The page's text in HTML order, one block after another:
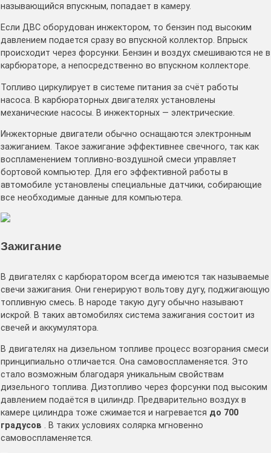
называющийся впускным, попадает в камеру.
Если ДВС оборудован инжектором, то бензин под высоким
давлением подается сразу во впускной коллектор. Впрыск
происходит через форсунки. Бензин и воздух смешиваются не в
карбюраторе, а непосредственно во впускном коллекторе.
Топливо циркулирует в системе питания за счёт работы
насоса. В карбюраторных двигателях установлены
механические насосы. В инжекторных — электрические.
Инжекторные двигатели обычно оснащаются электронным
зажиганием. Такое зажигание эффективнее свечного, так как
воспламенением топливно-воздушной смеси управляет
бортовой компьютер. Для его эффективной работы в
автомобиле установлены специальные датчики, собирающие
все необходимые данные для компьютера.
Зажигание
В двигателях с карбюратором всегда имеются так называемые
свечи зажигания. Они генерируют вольтову дугу, поджигающую
топливную смесь. В народе такую дугу обычно называют
искрой. В таких автомобилях система зажигания состоит из
свечей и аккумулятора.
В двигателях на дизельном топливе процесс возгорания смеси
принципиально отличается. Она самовоспламеняется. Это
стало возможным благодаря уникальным свойствам
дизельного топлива. Дизтопливо через форсунки под высоким
давлением подаётся в цилиндр. Предварительно воздух в
камере цилиндра тоже сжимается и нагревается до 700
градусов . В таких условиях солярка мгновенно
самовоспламеняется.